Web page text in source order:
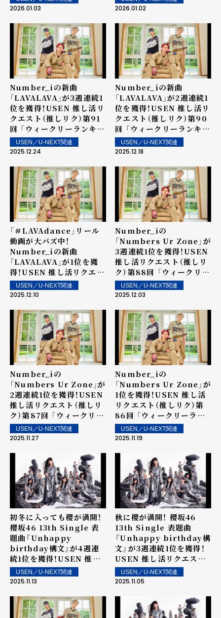
ク） 「12月マンスリーラン
2026.01.03
イン楽曲は明日1月3日
2026.01.02
Number_iの新曲
「LAVALAVA」が3週連続1
位を獲得！USEN 推し活リ
クエスト（推しリク）第91
回 「ウィークリーランキン
グ」を発表！～ 上位ランク
イン楽曲は街中・店内で配
USEN／U-NEXT関連
2025.12.24
Number_iの新曲
「LAVALAVA」が2週連続1
位を獲得！USEN 推し活リ
クエスト（推しリク）第90
回 「ウィークリーランキン
グ」を発表！～ 上位ランク
イン楽曲は街中・店内で配
USEN／U-NEXT関連
2025.12.18
「＃LAVAdance」リール
動画が⼤バズ中！
Number_iの新曲
「LAVALAVA」が1位を獲
得！USEN 推し活リクエス
ト（推しリク）第89回 「ウ
ィークリーランキング」を
曲は街中・店内で配信！
USEN／U-NEXT関連
2025.12.10
Number_iの
「Numbers Ur Zone」が
3週連続1位を獲得！USEN
推し活リクエスト（推しリ
ク）第88回 「ウィークリー
ランキング」を発表！～ 上
位ランクイン楽曲は街中・
USEN／U-NEXT関連
2025.12.03
Number_iの
「Numbers Ur Zone」が
2週連続1位を獲得！USEN
推し活リクエスト（推しリ
ク）第87回 「ウィークリー
ランキング」を発表！～ 上
位ランクイン楽曲は街中・
USEN／U-NEXT関連
2025.11.27
Number_iの
「Numbers Ur Zone」が
1位を獲得！USEN 推し活
リクエスト（推しリク）第
86回 「ウィークリーラン
キング」を発表！～ 上位ラ
ンクイン楽曲は街中・店内
USEN／U-NEXT関連
2025.11.19
初冬に入っても櫻が満開！
櫻坂46 13th Single 表
題曲『Unhappy
birthday構文』が4週連
続1位を獲得！USEN 推し
活リクエスト（推しリク）
第85回 「ウィークリーラ
ランクイン楽曲は街中・店
内で配信！
USEN／U-NEXT関連
2025.11.13
秋に櫻が満開！ 櫻坂46
13th Single 表題曲
『Unhappy birthday構
文』が3週連続1位を獲得！
USEN 推し活リクエスト
（推しリク）第84回 「ウィ
ークリーランキング」を発
は街中・店内で配信！
USEN／U-NEXT関連
2025.11.05